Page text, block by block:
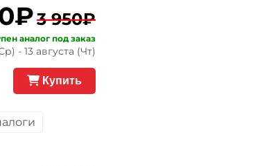
3 950₽
аналог под заказ
- 13 августа (Чт)
Купить